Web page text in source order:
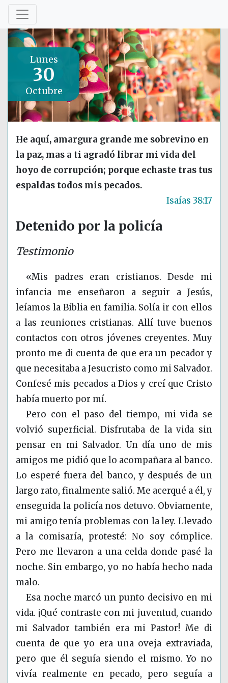
Lunes
30
Octubre
He aquí, amargura grande me sobrevino en
la paz, mas a ti agradó librar mi vida del
hoyo de corrupción; porque echaste tras tus
espaldas todos mis pecados.
Isaías 38:17
Detenido por la policía
Testimonio
«Mis padres eran cristianos. Desde mi
infancia me enseñaron a seguir a Jesús,
leíamos la Biblia en familia. Solía ir con ellos
a las reuniones cristianas. Allí tuve buenos
contactos con otros jóvenes creyentes. Muy
pronto me di cuenta de que era un pecador y
que necesitaba a Jesucristo como mi Salvador.
Confesé mis pecados a Dios y creí que Cristo
había muerto por mí.
Pero con el paso del tiempo, mi vida se
volvió superficial. Disfrutaba de la vida sin
pensar en mi Salvador. Un día uno de mis
amigos me pidió que lo acompañara al banco.
Lo esperé fuera del banco, y después de un
largo rato, finalmente salió. Me acerqué a él, y
enseguida la policía nos detuvo. Obviamente,
mi amigo tenía problemas con la ley. Llevado
a la comisaría, protesté: No soy cómplice.
Pero me llevaron a una celda donde pasé la
noche. Sin embargo, yo no había hecho nada
malo.
Esa noche marcó un punto decisivo en mi
vida. ¡Qué contraste con mi juventud, cuando
mi Salvador también era mi Pastor! Me di
cuenta de que yo era una oveja extraviada,
pero que él seguía siendo el mismo. Yo no
vivía realmente en pecado, pero seguía a